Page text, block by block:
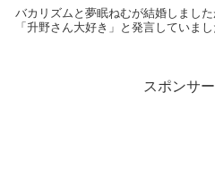
バカリズムと夢眠ねむが結婚しまし
「升野さん大好き」と発言していまし
スポンサ